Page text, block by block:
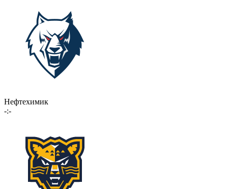
Нефтехимик
-:-